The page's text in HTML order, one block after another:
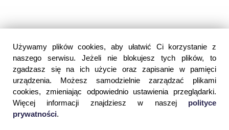
Używamy plików cookies, aby ułatwić Ci korzystanie z
naszego serwisu. Jeżeli nie blokujesz tych plików, to
zgadzasz się na ich użycie oraz zapisanie w pamięci
urządzenia. Możesz samodzielnie zarządzać plikami
cookies, zmieniając odpowiednio ustawienia przeglądarki.
Więcej informacji znajdziesz w naszej polityce
prywatności.